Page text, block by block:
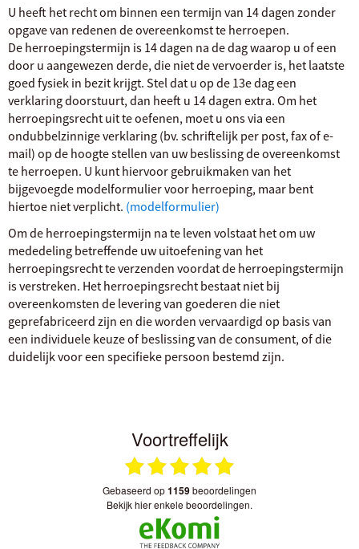
U heeft het recht om binnen een termijn van 14 dagen zonder
opgave van redenen de overeenkomst te herroepen.
De herroepingstermijn is 14 dagen na de dag waarop u of een
door u aangewezen derde, die niet de vervoerder is, het laatste
goed fysiek in bezit krijgt. Stel dat u op de 13e dag een
verklaring doorstuurt, dan heeft u 14 dagen extra. Om het
herroepingsrecht uit te oefenen, moet u ons via een
ondubbelzinnige verklaring (bv. schriftelijk per post, fax of e-
mail) op de hoogte stellen van uw beslissing de overeenkomst
te herroepen. U kunt hiervoor gebruikmaken van het
bijgevoegde modelformulier voor herroeping, maar bent
hiertoe niet verplicht. (modelformulier)
Om de herroepingstermijn na te leven volstaat het om uw
mededeling betreffende uw uitoefening van het
herroepingsrecht te verzenden voordat de herroepingstermijn
is verstreken. Het herroepingsrecht bestaat niet bij
overeenkomsten de levering van goederen die niet
geprefabriceerd zijn en die worden vervaardigd op basis van
een individuele keuze of beslissing van de consument, of die
duidelijk voor een specifieke persoon bestemd zijn.
Voortreffelijk
gebaseerd op1159beoordelingen
bekijk hier enkele beoordelingen.